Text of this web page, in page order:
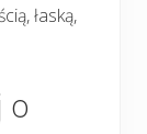
łaską,
o